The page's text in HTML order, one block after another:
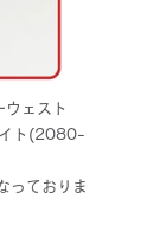
ウェスト
ト(2080-
っておりま